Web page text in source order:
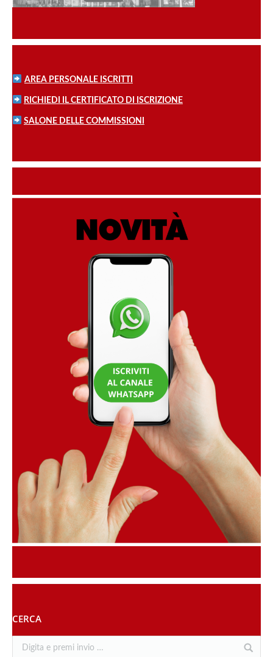
AREA PERSONALE ISCRITTI
RICHIEDI IL CERTIFICATO DI ISCRIZIONE
SALONE DELLE COMMISSIONI
CERCA